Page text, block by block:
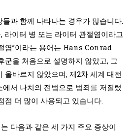
과 함께 나타나는 경우가 많습니다.
라이터 병 또는 라이터 관절염이라고
염”이라는 용어는 Hans Conrad
을 처음으로 설명하지 않았고, 그
올바르지 않았으며, 제2차 세계 대전
서 나치의 전범으로 범죄를 저질렀
점 더 많이 사용되고 있습니다.
다음과 같은 세 가지 주요 증상이